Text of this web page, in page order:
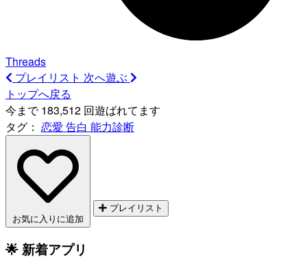
Threads
プレイリスト 次へ遊ぶ
トップへ戻る
今まで 183,512 回遊ばれてます
タグ： 恋愛 告白 能力診断
お気に入りに追加
プレイリスト
🌟 新着アプリ